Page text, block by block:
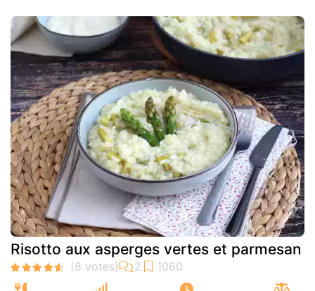
Risotto aux asperges vertes et parmesan